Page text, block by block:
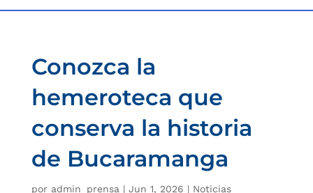
Conozca la
hemeroteca que
conserva la historia
de Bucaramanga
por admin_prensa | Jun 1, 2026 | Noticias